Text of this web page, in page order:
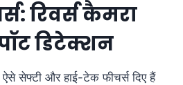
रिवर्स कैमरा
डिटेक्शन
सेफ्टी और हाई-टेक फीचर्स दिए हैं